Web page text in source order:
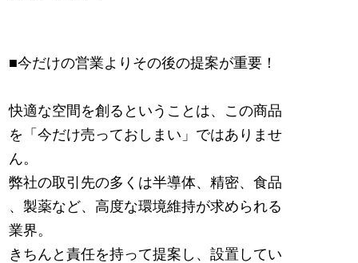
■今だけの営業よりその後の提案が重要！
快適な空間を創るということは、この商品
を「今だけ売っておしまい」ではありませ
ん。
弊社の取引先の多くは半導体、精密、食品
、製薬など、高度な環境維持が求められる
業界。
きちんと責任を持って提案し、設置してい